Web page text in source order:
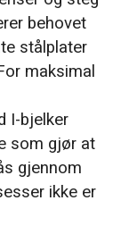
behovet
stålplater
maksimal
I-bjelker
som gjør at
gjennom
ikke er